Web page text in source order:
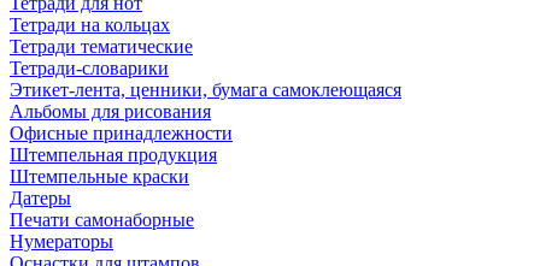
Тетради на кольцах
Тетради тематические
Тетради-словарики
Этикет-лента, ценники, бумага самоклеющаяся
Альбомы для рисования
Офисные принадлежности
Штемпельная продукция
Штемпельные краски
Датеры
Печати самонаборные
Нумераторы